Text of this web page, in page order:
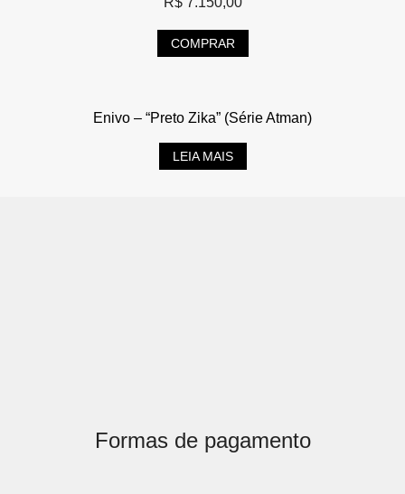
COMPRAR
Enivo – “Preto Zika” (Série Atman)
LEIA MAIS
Formas de pagamento